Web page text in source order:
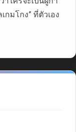
มโกง” ที่ตัวเอง